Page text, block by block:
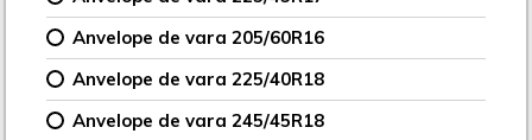
Anvelope de vara 205/60R16
Anvelope de vara 225/40R18
Anvelope de vara 245/45R18